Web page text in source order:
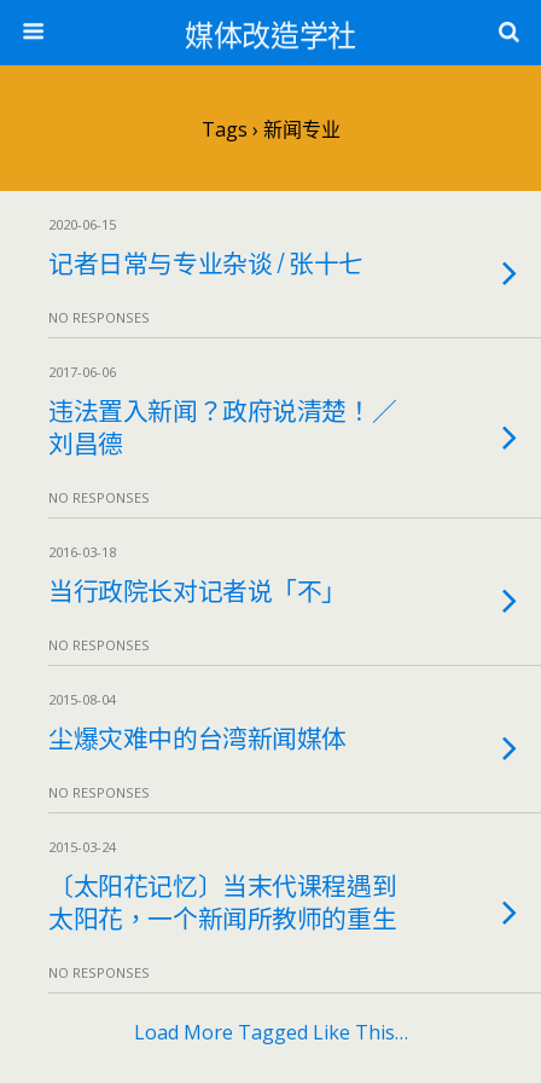
媒体改造学社
Tags › 新闻专业
2020-06-15
记者日常与专业杂谈 / 张十七
NO RESPONSES
2017-06-06
违法置入新闻？政府说清楚！／
刘昌德
NO RESPONSES
2016-03-18
当行政院长对记者说「不」
NO RESPONSES
2015-08-04
尘爆灾难中的台湾新闻媒体
NO RESPONSES
2015-03-24
〔太阳花记忆〕当末代课程遇到
太阳花，一个新闻所教师的重生
NO RESPONSES
Load More Tagged Like This…